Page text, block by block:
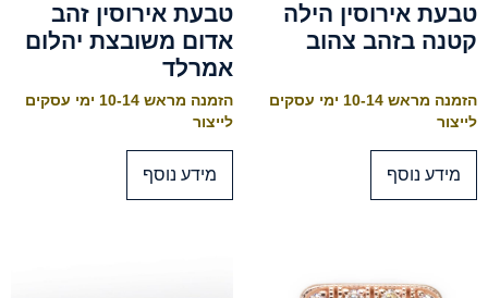
טבעת אירוסין הילה
קטנה בזהב צהוב
הזמנה מראש 10-14 ימי עסקים
לייצור
מידע נוסף
טבעת אירוסין זהב
אדום משובצת יהלום
אמרלד
הזמנה מראש 10-14 ימי עסקים
לייצור
מידע נוסף